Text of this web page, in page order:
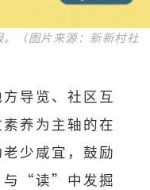
（图片来源：新新村社
导览、社区互
养为主轴的在
少咸宜，鼓励
与“读”中发掘